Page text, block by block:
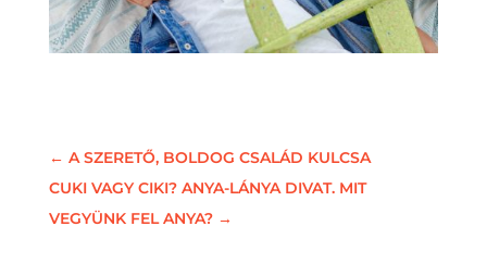
← A SZERETŐ, BOLDOG CSALÁD KULCSA
CUKI VAGY CIKI? ANYA-LÁNYA DIVAT. MIT
VEGYÜNK FEL ANYA?→